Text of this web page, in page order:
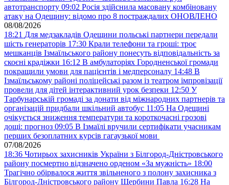
автотранспорту 09:02 Росія здійснила масовану комбіновану
атаку на Одещину: відомо про 8 постраждалих ОНОВЛЕНО
08/08/2026
18:21 Для медзакладів Одещини польські партнери передали
шість генераторів 17:30 Крали телефони та гроші: троє
мешканців Ізмаїльського району понесуть відповідальність за
скоєні крадіжки 16:12 В амбулаторіях Городненської громади
покращили умови для пацієнтів і медперсоналу 14:48 В
Ізмаїльському районі поліцейські разом із театром імпровізації
провели для дітей інтерактивний урок безпеки 12:50 У
Тарбунарській громаді за донати від міжнародних партнерів та
організацій придбали шкільний автобус 11:05 На Одещині
очікується зниження температури та короткочасні грозові
дощі: прогноз 09:05 В Ізмаїлі вручили сертифікати учасникам
перших безоплатних курсів гагаузької мови
07/08/2026
18:36 Чотирьох захисників України з Білгород-Дністровського
району посмертно відзначено орденом «За мужність» 18:00
Трагічно обірвалося життя звільненого з полону захисника з
Білгород-Дністровського району Щербини Павла 16:28 На